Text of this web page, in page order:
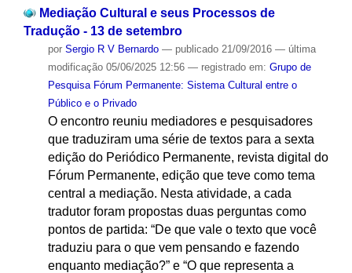
Mediação Cultural e seus Processos de
Tradução - 13 de setembro
por Sergio R V Bernardo — publicado21/09/2016 — última
modificação05/06/2025 12:56 — registrado em: Grupo de
Pesquisa Fórum Permanente: Sistema Cultural entre o
Público e o Privado
O encontro reuniu mediadores e pesquisadores
que traduziram uma série de textos para a sexta
edição do Periódico Permanente, revista digital do
Fórum Permanente, edição que teve como tema
central a mediação. Nesta atividade, a cada
tradutor foram propostas duas perguntas como
pontos de partida: “De que vale o texto que você
traduziu para o que vem pensando e fazendo
enquanto mediação?” e “O que representa a